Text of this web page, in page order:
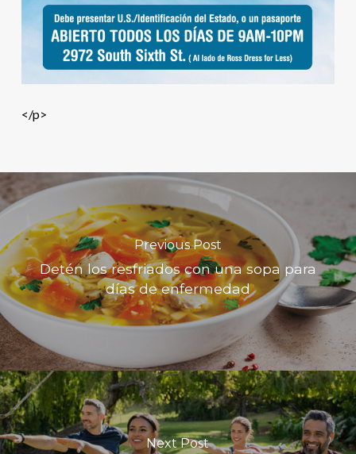
</p>
Previous Post
Detén los resfriados con una sopa para
días de enfermedad
Next Post